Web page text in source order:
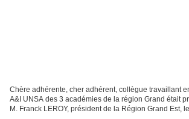
Chère adhérente, cher adhérent, collègue travaillant
A&I UNSA des 3 académies de la région Grand était
M. Franck LEROY, président de la Région Grand Est,